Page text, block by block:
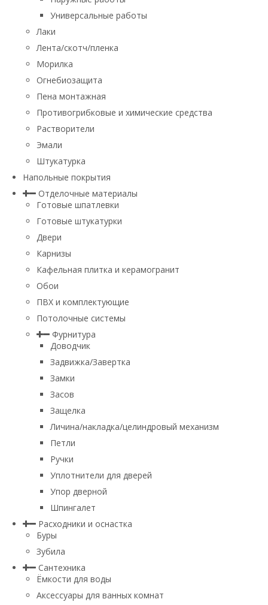
Универсальные работы
Лаки
Лента/скотч/пленка
Морилка
Огнебиозащита
Пена монтажная
Противогрибковые и химические средства
Растворители
Эмали
Штукатурка
Напольные покрытия
Отделочные материалы
Готовые шпатлевки
Готовые штукатурки
Двери
Карнизы
Кафельная плитка и керамогранит
Обои
ПВХ и комплектующие
Потолочные системы
Фурнитура
Доводчик
Задвижка/Завертка
Замки
Засов
Защелка
Личина/накладка/целиндровый механизм
Петли
Ручки
Уплотнители для дверей
Упор дверной
Шпингалет
Расходники и оснастка
Буры
Зубила
Сантехника
Ёмкости для воды
Аксессуары для ванных комнат